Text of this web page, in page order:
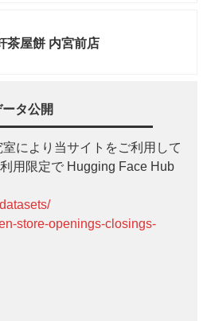
茶屋餅 内宮前店
タ公開
により当サイトをご利用して
用限定で Hugging Face Hub
store-openings-closings-